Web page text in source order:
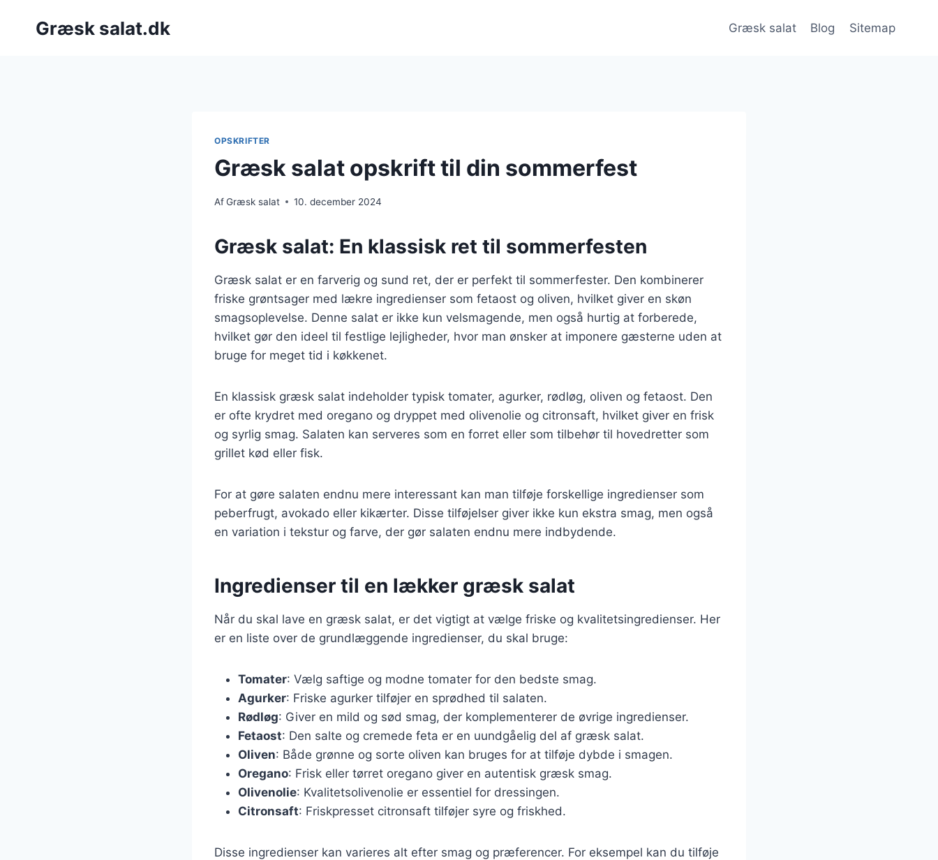
Græsk salat.dk Græsk salat Blog Sitemap
OPSKRIFTER
Græsk salat opskrift til din sommerfest
AfGræsk salat 10. december 2024
Græsk salat: En klassisk ret til sommerfesten
Græsk salat er en farverig og sund ret, der er perfekt til sommerfester. Den kombinerer
friske grøntsager med lækre ingredienser som fetaost og oliven, hvilket giver en skøn
smagsoplevelse. Denne salat er ikke kun velsmagende, men også hurtig at forberede,
hvilket gør den ideel til festlige lejligheder, hvor man ønsker at imponere gæsterne uden at
bruge for meget tid i køkkenet.
En klassisk græsk salat indeholder typisk tomater, agurker, rødløg, oliven og fetaost. Den
er ofte krydret med oregano og dryppet med olivenolie og citronsaft, hvilket giver en frisk
og syrlig smag. Salaten kan serveres som en forret eller som tilbehør til hovedretter som
grillet kød eller fisk.
For at gøre salaten endnu mere interessant kan man tilføje forskellige ingredienser som
peberfrugt, avokado eller kikærter. Disse tilføjelser giver ikke kun ekstra smag, men også
en variation i tekstur og farve, der gør salaten endnu mere indbydende.
Ingredienser til en lækker græsk salat
Når du skal lave en græsk salat, er det vigtigt at vælge friske og kvalitetsingredienser. Her
er en liste over de grundlæggende ingredienser, du skal bruge:
Tomater: Vælg saftige og modne tomater for den bedste smag.
Agurker: Friske agurker tilføjer en sprødhed til salaten.
Rødløg: Giver en mild og sød smag, der komplementerer de øvrige ingredienser.
Fetaost: Den salte og cremede feta er en uundgåelig del af græsk salat.
Oliven: Både grønne og sorte oliven kan bruges for at tilføje dybde i smagen.
Oregano: Frisk eller tørret oregano giver en autentisk græsk smag.
Olivenolie: Kvalitetsolivenolie er essentiel for dressingen.
Citronsaft: Friskpresset citronsaft tilføjer syre og friskhed.
Disse ingredienser kan varieres alt efter smag og præferencer. For eksempel kan du tilføje